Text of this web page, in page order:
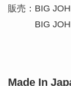
販売：BIG
BIG JOHN
Made In